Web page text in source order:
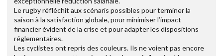
Le rugby réfléchit aux scénaris possibles pour terminer la
saison à la satisfaction globale, pour minimiser l’impact
financier évident de la crise et pour adapter les dispositions
réglementaires.
Les cyclistes ont repris des couleurs. Ils ne voient pas encore